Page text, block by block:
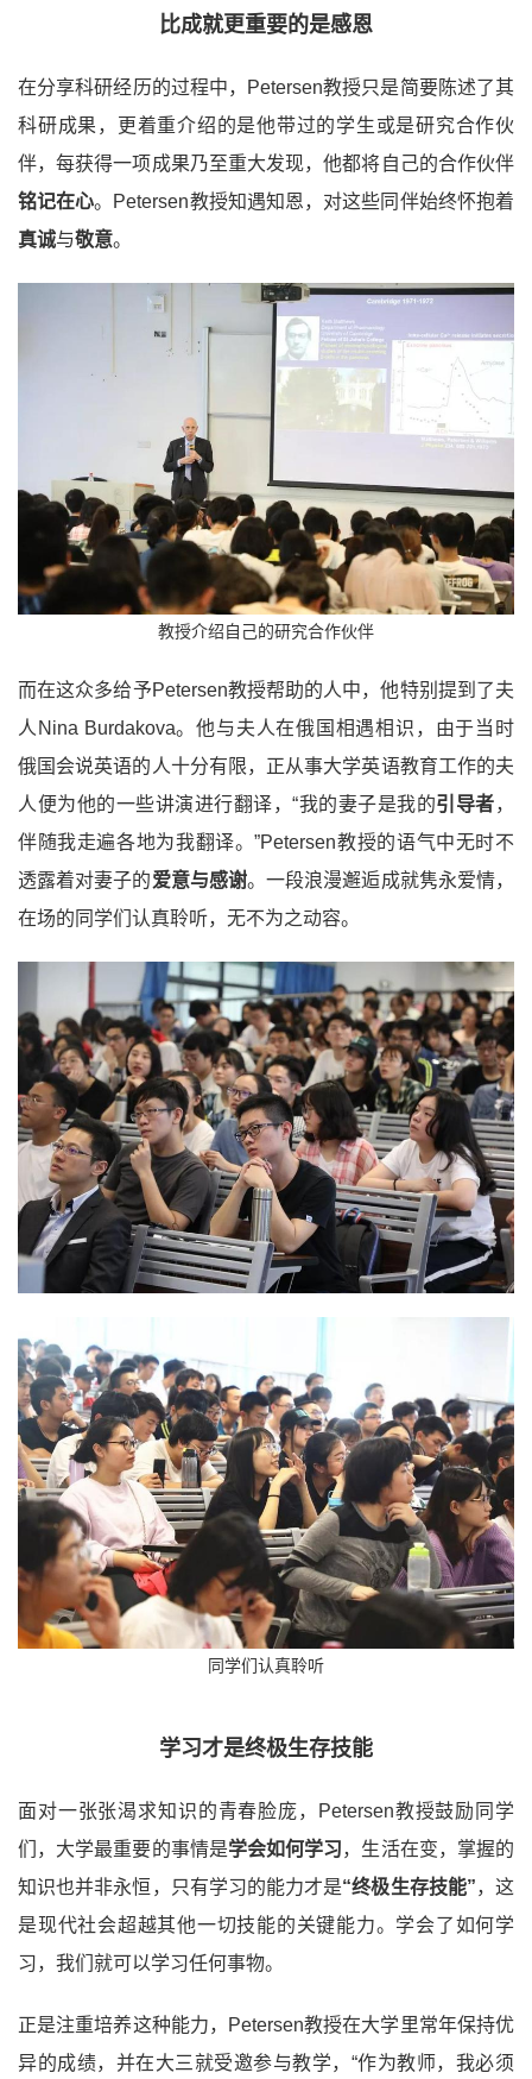
比成就更重要的是感恩
在分享科研经历的过程中，Petersen教授只是简要陈述了其
科研成果，更着重介绍的是他带过的学生或是研究合作伙
伴，每获得一项成果乃至重大发现，他都将自己的合作伙伴
铭记在心。Petersen教授知遇知恩，对这些同伴始终怀抱着
真诚与敬意。
教授介绍自己的研究合作伙伴
而在这众多给予Petersen教授帮助的人中，他特别提到了夫
人Nina Burdakova。他与夫人在俄国相遇相识，由于当时
俄国会说英语的人十分有限，正从事大学英语教育工作的夫
人便为他的一些讲演进行翻译，“我的妻子是我的引导者，
伴随我走遍各地为我翻译。”Petersen教授的语气中无时不
透露着对妻子的爱意与感谢。一段浪漫邂逅成就隽永爱情，
在场的同学们认真聆听，无不为之动容。
同学们认真聆听
学习才是终极生存技能
面对一张张渴求知识的青春脸庞，Petersen教授鼓励同学
们，大学最重要的事情是学会如何学习，生活在变，掌握的
知识也并非永恒，只有学习的能力才是“终极生存技能”，这
是现代社会超越其他一切技能的关键能力。学会了如何学
习，我们就可以学习任何事物。
正是注重培养这种能力，Petersen教授在大学里常年保持优
异的成绩，并在大三就受邀参与教学，“作为教师，我必须